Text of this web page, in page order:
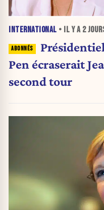
INTERNATIONAL • IL Y A 2
Pen écraserait
second tour